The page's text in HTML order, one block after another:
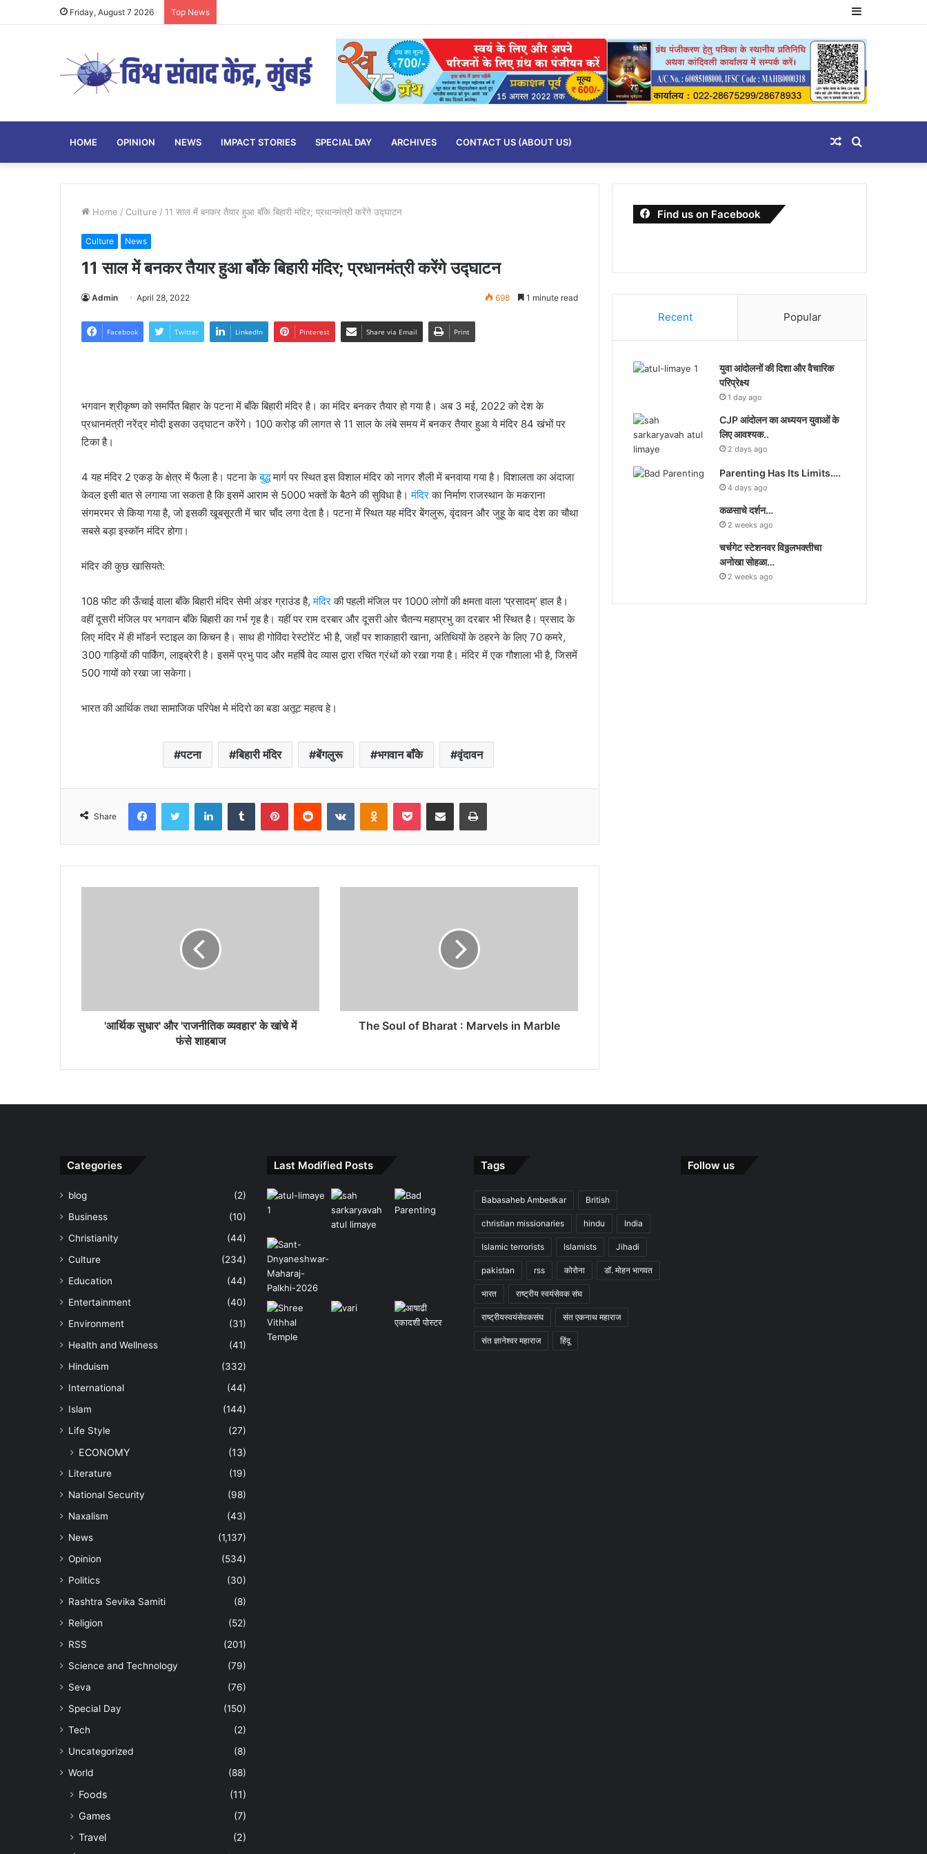
Friday, August 7 2026 Top News Sidebar
HOME OPINION NEWS IMPACT STORIES SPECIAL DAY ARCHIVES CONTACT US (ABOUT US) Search
for
Random
Article
Home / Culture / 11 साल में बनकर तैयार हुआ बाँके बिहारी मंदिर; प्रधानमंत्री करेंगे उद्घाटन
Culture News
11 साल में बनकर तैयार हुआ बाँके बिहारी मंदिर; प्रधानमंत्री करेंगे उद्घाटन
Admin April 28, 2022 698 1 minute read
Facebook Twitter LinkedIn Pinterest Share via Email Print
भगवान श्रीकृष्ण को समर्पित बिहार के पटना में बाँके बिहारी मंदिर है। का मंदिर बनकर तैयार हो गया है। अब 3 मई, 2022 को देश के
प्रधानमंत्री नरेंद्र मोदी इसका उद्घाटन करेंगे। 100 करोड़ की लागत से 11 साल के लंबे समय में बनकर तैयार हुआ ये मंदिर 84 खंभों पर
टिका है।
4 यह मंदिर 2 एकड़ के क्षेत्र में फैला है। पटना केबुद्धमार्ग पर स्थित इस विशाल मंदिर को नागर शैली में बनवाया गया है। विशालता का अंदाजा
केवल इसी बात से लगाया जा सकता है कि इसमें आराम से 5000 भक्तों के बैठने की सुविधा है। मंदिरका निर्माण राजस्थान के मकराना
संगमरमर से किया गया है, जो इसकी खूबसूरती में चार चाँद लगा देता है। पटना में स्थित यह मंदिर बेंगलुरू, वृंदावन और जुहू के बाद देश का चौथा
सबसे बड़ा इस्कॉन मंदिर होगा।
मंदिर की कुछ खासियते:
108 फीट की ऊँचाई वाला बाँके बिहारी मंदिर सेमी अंडर ग्राउंड है, मंदिरकी पहली मंजिल पर 1000 लोगों की क्षमता वाला ‘प्रसादम्’ हाल है।
वहीं दूसरी मंजिल पर भगवान बाँके बिहारी का गर्भ गृह है। यहीं पर राम दरबार और दूसरी ओर चैतन्य महाप्रभु का दरबार भी स्थित है। प्रसाद के
लिए मंदिर में ही मॉडर्न स्टाइल का किचन है। साथ ही गोविंदा रेस्टोरेंट भी है, जहाँ पर शाकाहारी खाना, अतिथियों के ठहरने के लिए 70 कमरे,
300 गाड़ियों की पार्किंग, लाइब्रेरी है। इसमें प्रभु पाद और महर्षि वेद व्यास द्वारा रचित ग्रंथों को रखा गया है। मंदिर में एक गौशाला भी है, जिसमें
500 गायों को रखा जा सकेगा।
भारत की आर्थिक तथा सामाजिक परिपेक्ष मे मंदिरो का बडा अतूट महत्व हे।
पटना बिहारी मंदिर बेंगलुरू भगवान बाँके वृंदावन
Share
FacebookTwitter LinkedInTumblr PinterestReddit VKontakteOdnoklassniki
Pocket Share via Email Print
'आर्थिक सुधार' और 'राजनीतिक व्यवहार' के खांचे में
फंसे शाहबाज
The Soul of Bharat : Marvels in Marble
Find us on Facebook
Recent Popular
युवा आंदोलनों की दिशा और वैचारिक
परिप्रेक्ष्य
1 day ago
CJP आंदोलन का अध्ययन युवाओं के
लिए आवश्यक..
2 days ago
Parenting Has Its Limits….
4 days ago
कळसाचे दर्शन…
2 weeks ago
चर्चगेट स्टेशनवर विठ्ठलभक्तीचा
अनोखा सोहळा…
2 weeks ago
Categories
blog
(2)
Business
(10)
Christianity
(44)
Culture
(234)
Education
(44)
Entertainment
(40)
Environment
(31)
Health and Wellness
(41)
Hinduism
(332)
International
(44)
Islam
(144)
Life Style
(27)
ECONOMY (13)
Literature
(19)
National Security
(98)
Naxalism
(43)
News
(1,137)
Opinion
(534)
Politics
(30)
Rashtra Sevika Samiti
(8)
Religion
(52)
RSS
(201)
Science and Technology
(79)
Seva
(76)
Special Day
(150)
Tech
(2)
Uncategorized
(8)
World
(88)
Foods
(11)
Games
(7)
Travel
(2)
Last Modified Posts Tags
Babasaheb Ambedkar British
christian missionaries hindu India
Islamic terrorists Islamists Jihadi
pakistan rss कोरोना डॉ. मोहन भागवत
भारत राष्ट्रीय स्वयंसेवक संघ
राष्ट्रीयस्वयंसेवकसंघ संत एकनाथ महाराज
संत ज्ञानेश्वर महाराज हिंदू
Follow us